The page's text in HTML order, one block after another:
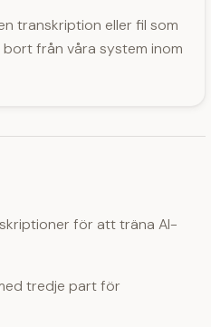
transkription eller fil som
från våra system inom
för att träna AI-
tredje part för